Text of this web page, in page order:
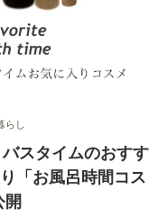
らし
スタイムのおすす
「お風呂時間コス
開